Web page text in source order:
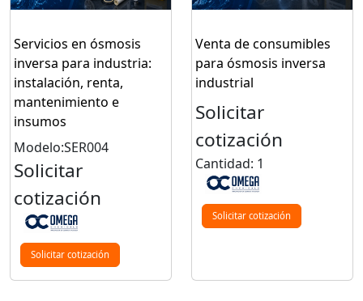
Servicios en ósmosis
inversa para industria:
instalación, renta,
mantenimiento e
insumos
Modelo:SER004
Solicitar
cotización
Solicitar cotización
Venta de consumibles
para ósmosis inversa
industrial
Solicitar
cotización
Cantidad: 1
Solicitar cotización